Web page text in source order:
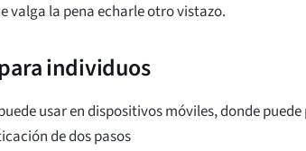
valga la pena echarle otro vistazo.
individuos
usar en dispositivos móviles, donde
de dos pasos